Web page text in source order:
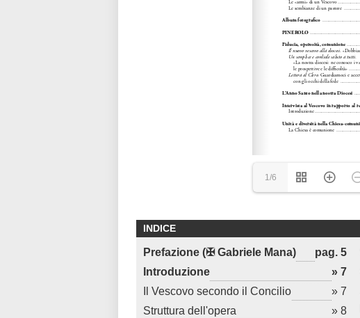
1/6
INDICE
Prefazione (✠ Gabriele Mana)
pag. 5
Introduzione
» 7
Il Vescovo secondo il Concilio
» 7
Struttura dell'opera
» 8